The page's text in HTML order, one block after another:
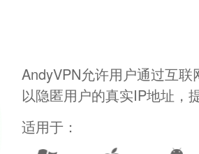
AndyVPN允许用户通过互
以隐匿用户的真实IP地址，
适用于：